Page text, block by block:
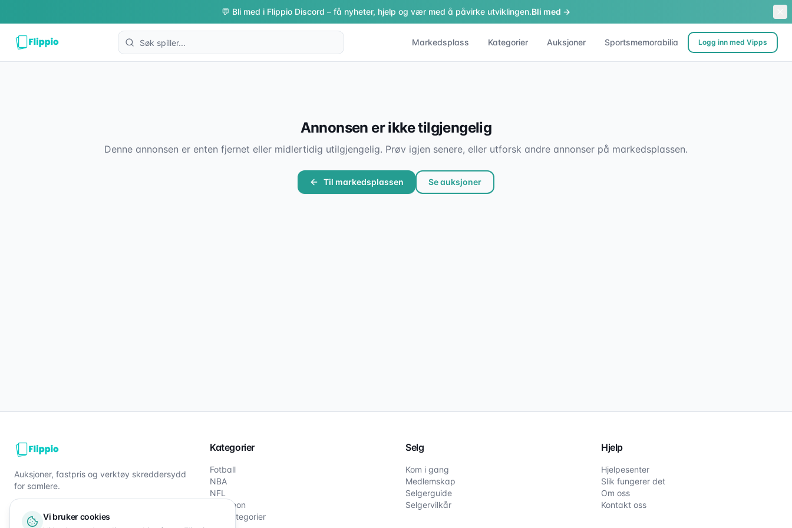
💬 Bli med i Flippio Discord – få nyheter, hjelp og vær med å påvirke utviklingen.Bli med →
Markedsplass Kategorier Auksjoner Sportsmemorabilia Logg inn med Vipps
Annonsen er ikke tilgjengelig
Denne annonsen er enten fjernet eller midlertidig utilgjengelig. Prøv igjen senere, eller utforsk andre annonser på markedsplassen.
Til markedsplassen Se auksjoner
Auksjoner, fastpris og verktøy skreddersydd
for samlere.
Kategorier
Fotball
NBA
NFL
Pokémon
Alle kategorier
Selg
Kom i gang
Medlemskap
Selgerguide
Selgervilkår
Hjelp
Hjelpesenter
Slik fungerer det
Om oss
Kontakt oss
Vi bruker cookies